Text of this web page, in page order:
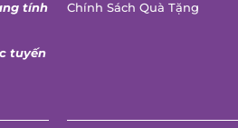
tính
tuyến
Chính Sách Quà Tặng